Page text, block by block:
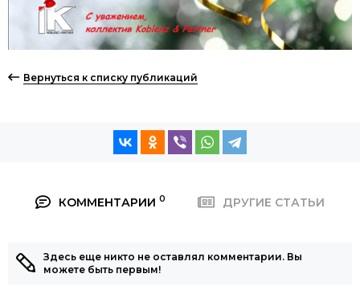
Вернуться к списку публикаций
КОММЕНТАРИИ 0 ДРУГИЕ СТАТЬИ
Здесь еще никто не оставлял комментарии. Вы
можете быть первым!